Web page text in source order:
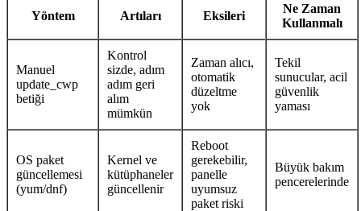
Yöntem Artıları Eksileri
Ne Zaman
Kullanmalı
Manuel
update_cwp
betiği
Kontrol
sizde, adım
adım geri
alım
mümkün
Zaman alıcı,
otomatik
düzeltme
yok
Tekil
sunucular, acil
güvenlik
yaması
OS paket
güncellemesi
(yum/dnf)
Kernel ve
kütüphaneler
güncellenir
Reboot
gerekebilir,
panelle
uyumsuz
paket riski
Büyük bakım
pencerelerinde